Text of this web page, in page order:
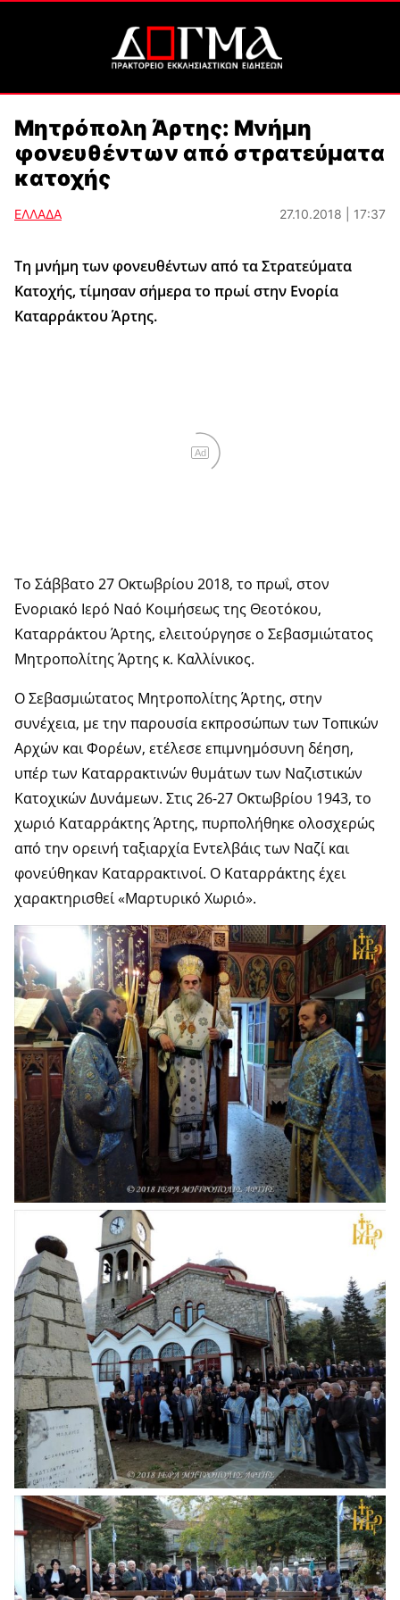
Μητρόπολη Άρτης: Μνήμη
φονευθέντων από στρατεύματα
κατοχής
ΕΛΛΑΔΑ 27.10.2018 | 17:37
Τη μνήμη των φονευθέντων από τα Στρατεύματα
Κατοχής, τίμησαν σήμερα το πρωί στην Ενορία
Καταρράκτου Άρτης.
Ad
Το Σάββατο 27 Οκτωβρίου 2018, το πρωΐ, στον
Ενοριακό Ιερό Ναό Κοιμήσεως της Θεοτόκου,
Καταρράκτου Άρτης, ελειτούργησε ο Σεβασμιώτατος
Μητροπολίτης Άρτης κ. Καλλίνικος.
Ο Σεβασμιώτατος Μητροπολίτης Άρτης, στην
συνέχεια, με την παρουσία εκπροσώπων των Τοπικών
Αρχών και Φορέων, ετέλεσε επιμνημόσυνη δέηση,
υπέρ των Καταρρακτινών θυμάτων των Ναζιστικών
Κατοχικών Δυνάμεων. Στις 26-27 Οκτωβρίου 1943, το
χωριό Καταρράκτης Άρτης, πυρπολήθηκε ολοσχερώς
από την ορεινή ταξιαρχία Εντελβάις των Ναζί και
φονεύθηκαν Καταρρακτινοί. Ο Καταρράκτης έχει
χαρακτηρισθεί «Μαρτυρικό Χωριό».